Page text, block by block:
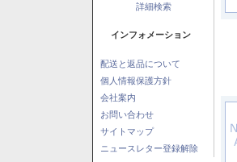
詳細検索
インフォメーション
配送と返品について
個人情報保護方針
会社案内
お問い合わせ
サイトマップ
ニュースレター登録解除